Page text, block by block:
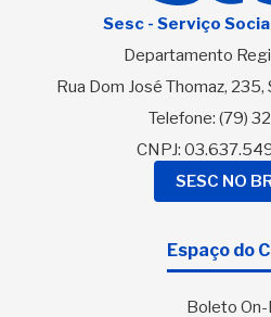
Sesc - Serviço
Departamento
Rua Dom José Thomaz, 235,
Telefone: (79)
CNPJ:
SESC NO
Espaço do
Boleto On-